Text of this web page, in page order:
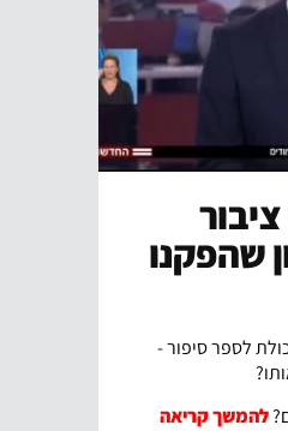
שהפקנו
לספר סיפור -
להמשך קריאה